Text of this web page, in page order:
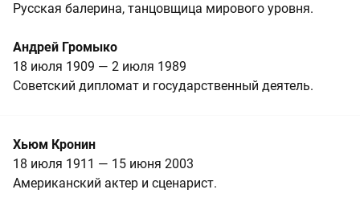
Русская балерина, танцовщица мирового уровня.
Андрей Громыко
18 июля 1909 — 2 июля 1989
Советский дипломат и государственный деятель.
Хьюм Кронин
18 июля 1911 — 15 июня 2003
Американский актер и сценарист.